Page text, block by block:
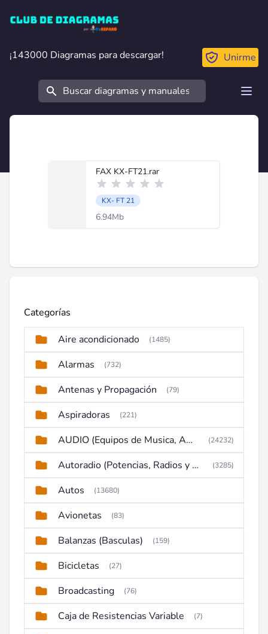
Club de Diagramas
¡143000 Diagramas para descargar!
¡143000 Diagramas para descargar! Unirme
Buscar
FAX KX-FT21.rar
KX- FT 21
6.94Mb
Categorías
Aire acondicionado (1485)
Alarmas (732)
Antenas y Propagación (79)
Aspiradoras (221)
AUDIO (Equipos de Musica, Amplificadores, Reproductores, Etc) (24232)
Autoradio (Potencias, Radios y DVD) (3285)
Autos (13680)
Avionetas (83)
Balanzas (Basculas) (159)
Bicicletas (27)
Broadcasting (76)
Caja de Resistencias Variable (7)